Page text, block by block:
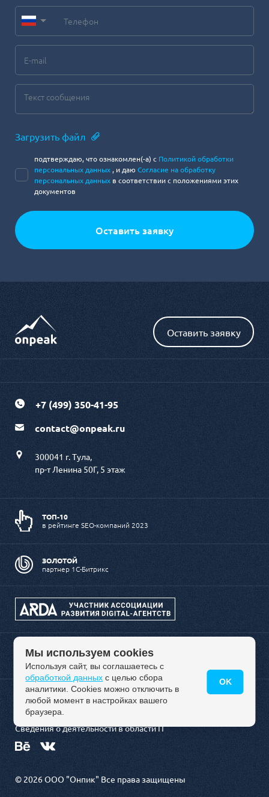
Загрузить файл
подтверждаю, что ознакомлен(-а) с Политикой обработки
персональных данных , и даю Согласие на обработку
персональных данных в соответствии с положениями этих
документов
Оставить заявку
+7 (499) 350-41-95
contact@onpeak.ru
300041 г. Тула,
пр-т Ленина 50Г, 5 этаж
ТОП-10
в рейтинге SEO-компаний 2023
ЗОЛОТОЙ
партнер 1С-Битрикс
© 2026 ООО "Онпик" Все права защищены
Политика обработки персональных данных
Сведения о деятельности в области IT
Мы используем cookies
Используя сайт, вы соглашаетесь с
обработкой данных с целью сбора
аналитики. Cookies можно отключить в
любой момент в настройках вашего
браузера.
OK